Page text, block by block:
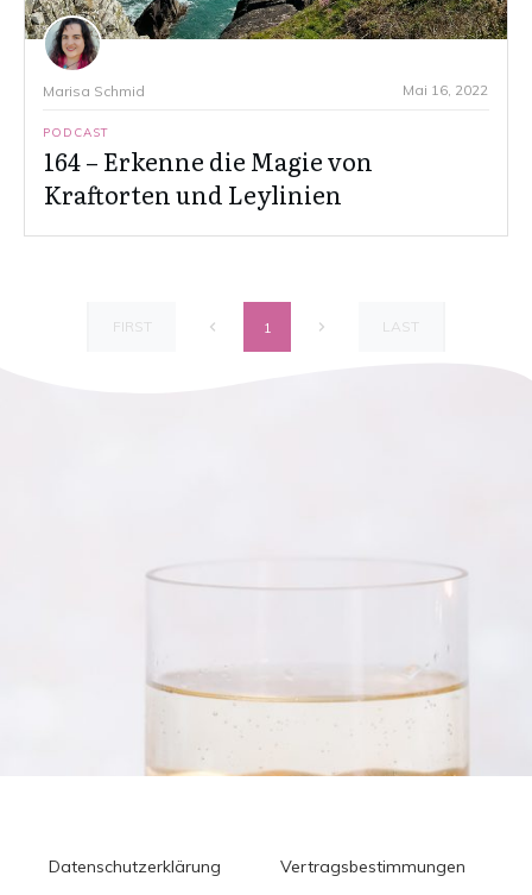
Marisa Schmid Mai 16, 2022
PODCAST
164 – Erkenne die Magie von
Kraftorten und Leylinien
FIRST 1 LAST
Datenschutzerklärung
Vertragsbestimmungen